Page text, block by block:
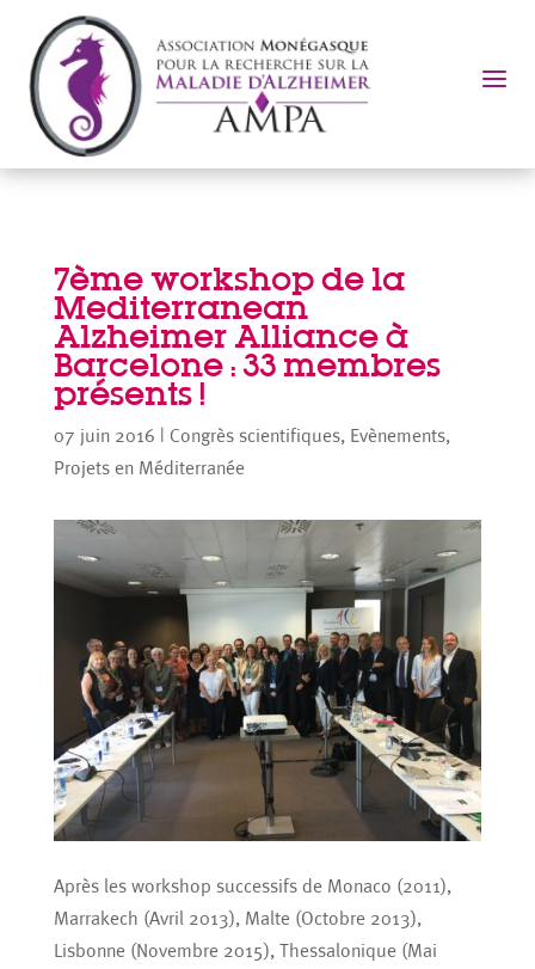
a
7ème workshop de la
Mediterranean
Alzheimer Alliance à
Barcelone : 33 membres
présents !
07 juin 2016 | Congrès scientifiques, Evènements,
Projets en Méditerranée
Après les workshop successifs de Monaco (2011),
Marrakech (Avril 2013), Malte (Octobre 2013),
Lisbonne (Novembre 2015), Thessalonique (Mai